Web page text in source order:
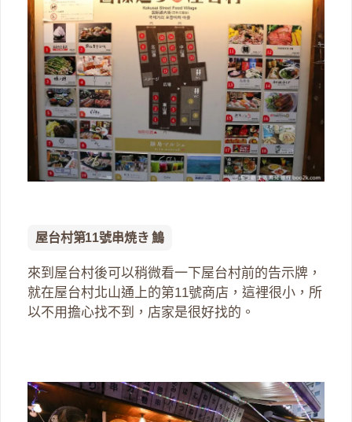
屋台村第11號串焼き 鷠
來到屋台村後可以稍微看一下屋台村前的告示牌，
就在屋台村北山通上的第11號商店，這裡很小，所
以不用擔心找不到，店家是很好找的。